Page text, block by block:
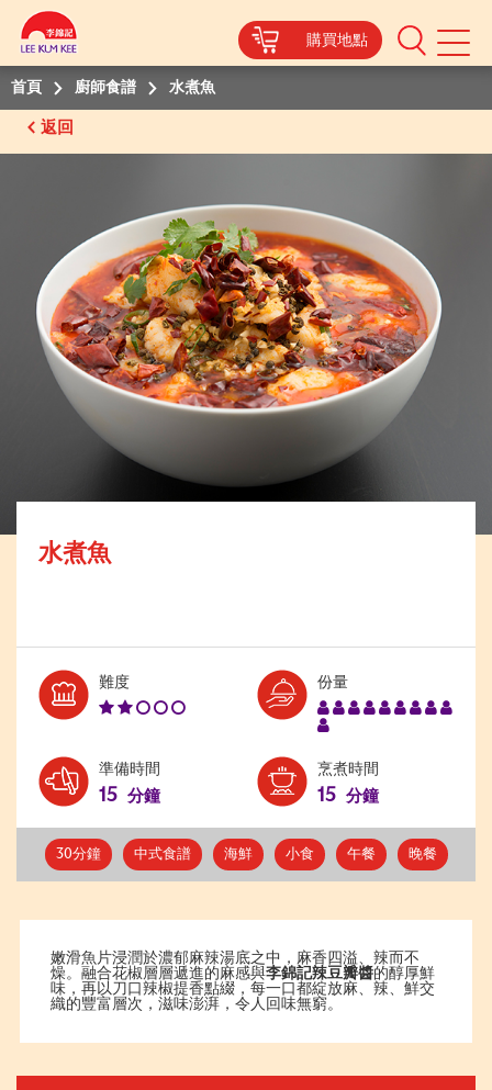
購買地點
Mobile
Menu
首頁
廚師食譜 水煮魚
返回
水煮魚
難度Level:
份量Serves:
準備時間
15 分鐘
烹煮時間
15 分鐘
30分鐘 中式食譜 海鮮 小食 午餐 晚餐
嫩滑魚片浸潤於濃郁麻辣湯底之中，麻香四溢、辣而不
燥。融合花椒層層遞進的麻感與李錦記辣豆瓣醬的醇厚鮮
味，再以刀口辣椒提香點綴，每一口都綻放麻、辣、鮮交
織的豐富層次，滋味澎湃，令人回味無窮。